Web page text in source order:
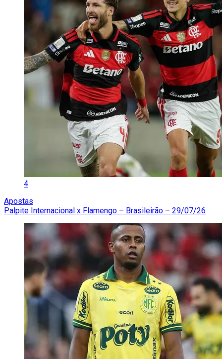
4
Apostas
Palpite Internacional x Flamengo – Brasileirão – 29/07/26